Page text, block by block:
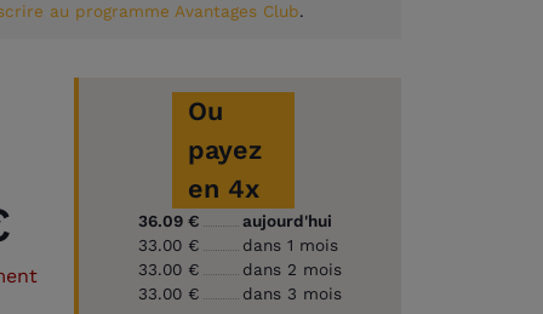
au programme Avantages Club.
Ou
payez
en 4x
36.09 €
aujourd'hui
33.00 €
dans 1 mois
33.00 €
dans 2 mois
33.00 €
dans 3 mois